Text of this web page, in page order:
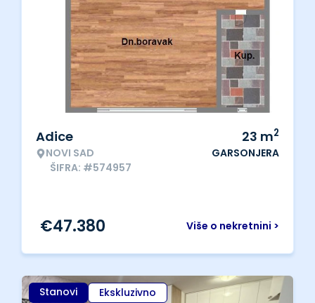
Adice
NOVI SAD
ŠIFRA: #574957
23 m2
GARSONJERA
Više o nekretnini >
€47.380
Stanovi Ekskluzivno